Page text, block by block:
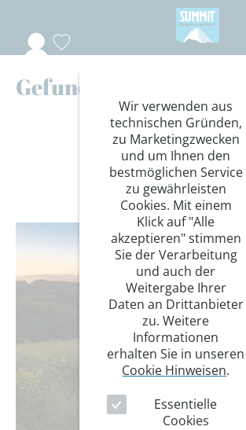
Gefundene Reisen
Sortierung
Sortieren
Wir verwenden aus
technischen Gründen,
zu Marketingzwecken
und um Ihnen den
bestmöglichen Service
zu gewährleisten
Cookies. Mit einem
Klick auf "Alle
akzeptieren" stimmen
Sie der Verarbeitung
und auch der
Weitergabe Ihrer
Daten an Drittanbieter
zu. Weitere
Informationen
erhalten Sie in unseren
Cookie Hinweisen.
Essentielle
Cookies